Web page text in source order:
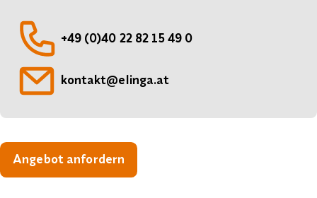
+49 (0)40 22 82 15 49 0
kontakt@elinga.at
Angebot anfordern